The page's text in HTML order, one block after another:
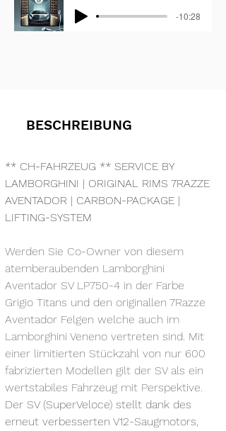
-10:28
BESCHREIBUNG
** CH-FAHRZEUG ** SERVICE BY
LAMBORGHINI | ORIGINAL RIMS 7RAZZE
AVENTADOR | CARBON-PACKAGE |
LIFTING-SYSTEM
Werden Sie Co-Owner von diesem
atemberaubenden Lamborghini
Aventador SV LP750-4 in der Farbe
Grigio Titans und den originallen 7Razze
Aventador Felgen welche auch im
Lamborghini Veneno vertreten sind. Mit
einer limitierten Stückzahl von nur 600
fabrizierten Modellen gilt der SV als ein
wertstabiles Fahrzeug mit Perspektive.
Der SV (SuperVeloce) stellt dank des
erneut verbesserten V12-Saugmotors,